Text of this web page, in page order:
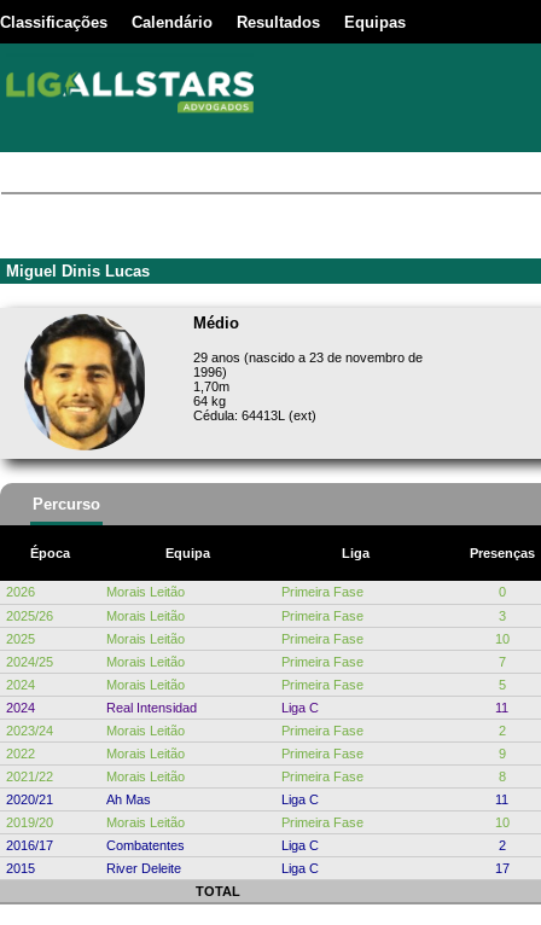
Classificações Calendário Resultados Equipas
Miguel Dinis Lucas
Médio
29 anos (nascido a 23 de novembro de
1996)
1,70m
64 kg
Cédula: 64413L (ext)
Percurso
Época Equipa Liga Presenças
2026 Morais Leitão Primeira Fase
0
2025/26
Morais Leitão Primeira Fase
3
2025
Morais Leitão Primeira Fase
10
2024/25
Morais Leitão Primeira Fase
7
2024
Morais Leitão Primeira Fase
5
2024
Real Intensidad Liga C
11
2023/24
Morais Leitão Primeira Fase
2
2022
Morais Leitão Primeira Fase
9
2021/22
Morais Leitão Primeira Fase
8
2020/21
Ah Mas Liga C
11
2019/20
Morais Leitão Primeira Fase
10
2016/17
Combatentes Liga C
2
2015
River Deleite Liga C
17
TOTAL